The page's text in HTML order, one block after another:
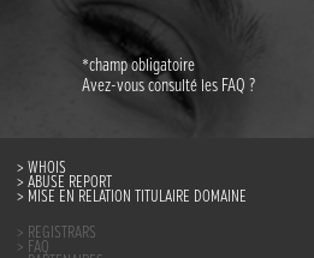
*champ obligatoire
Avez-vous consulté les FAQ ?
WHOIS
ABUSE REPORT
MISE EN RELATION TITULAIRE DOMAINE
REGISTRARS
FAQ